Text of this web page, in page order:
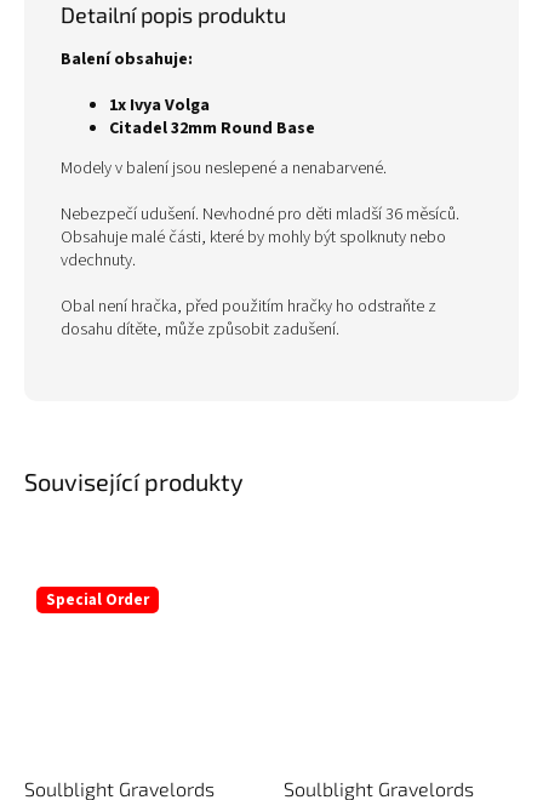
Související produkty
Special Order
Soulblight Gravelords
Soulblight Gravelords
Detailní popis produktu
Balení obsahuje:
1x Ivya Volga
Citadel 32mm Round Base
Modely v balení jsou neslepené a nenabarvené.
Nebezpečí udušení. Nevhodné pro děti mladší 36 měsíců.
Obsahuje malé části, které by mohly být spolknuty nebo
vdechnuty.
Obal není hračka, před použitím hračky ho odstraňte z
dosahu dítěte, může způsobit zadušení.